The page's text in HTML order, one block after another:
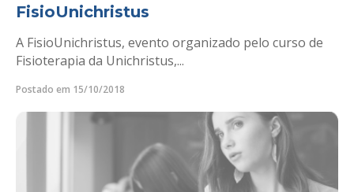
FisioUnichristus
A FisioUnichristus, evento organizado pelo curso de
Fisioterapia da Unichristus,...
Postado em 15/10/2018